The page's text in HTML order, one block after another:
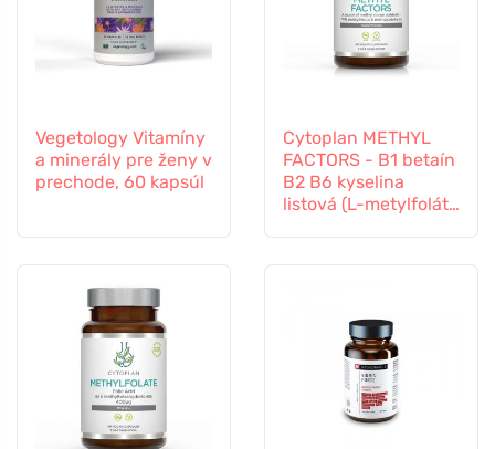
Vegetology Vitamíny
a minerály pre ženy v
prechode, 60 kapsúl
Cytoplan METHYL
FACTORS - B1 betaín
B2 B6 kyselina
listová (L-metylfolát)